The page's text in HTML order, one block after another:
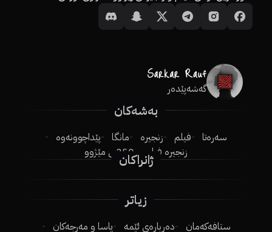
گەشەپێدەر
بەشەکان
سەرەتا فیلم زنجیرە مانگا
پێداچوونەوە
زنجیرە فیلم
250ـی مێژوو
ژانراکان
زیاتر
ستافەکەمان دەربارەی ئێمە یاسا و مەرجەکان